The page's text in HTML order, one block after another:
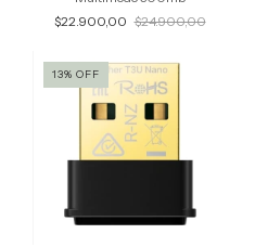
$22.900,00 $24.900,00
13% OFF